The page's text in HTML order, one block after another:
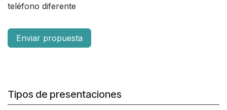
teléfono diferente
Enviar propuesta
Tipos de presentaciones